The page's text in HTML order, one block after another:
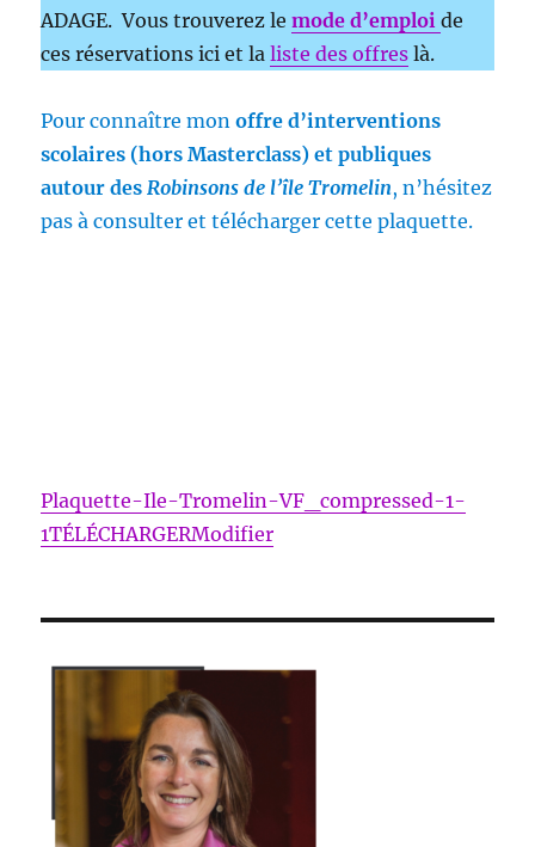
ADAGE. Vous trouverez lemode d’emploide
ces réservations ici et laliste des offres là.
Pour connaître monoffre d’interventions
scolaires (hors Masterclass) et publiques
autour des Robinsons de l’île Tromelin, n’hésitez
pas à consulter et télécharger cette plaquette.
Plaquette-Ile-Tromelin-VF_compressed-1-
1TÉLÉCHARGERModifier